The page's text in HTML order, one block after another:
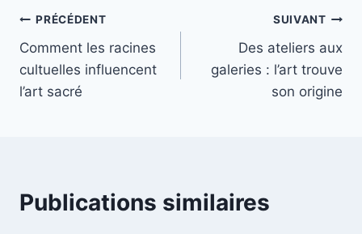
Navigation
de
l’article
PRÉCÉDENT
Comment les racines
cultuelles influencent
l’art sacré
SUIVANT
Des ateliers aux
galeries : l’art trouve
son origine
Publications similaires